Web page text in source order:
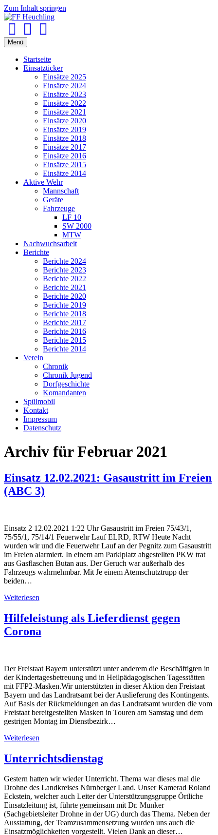
Zum Inhalt springen
Menü
Startseite
Einsatzticker
Einsätze 2025
Einsätze 2024
Einsätze 2023
Einsätze 2022
Einsätze 2021
Einsätze 2020
Einsätze 2019
Einsätze 2018
Einsätze 2017
Einsätze 2016
Einsätze 2015
Einsätze 2014
Aktive Wehr
Mannschaft
Geräte
Fahrzeuge
LF 10
SW 2000
MTW
Nachwuchsarbeit
Berichte
Berichte 2024
Berichte 2023
Berichte 2022
Berichte 2021
Berichte 2020
Berichte 2019
Berichte 2018
Berichte 2017
Berichte 2016
Berichte 2015
Berichte 2014
Verein
Chronik
Chronik Jugend
Dorfgeschichte
Komandanten
Spülmobil
Kontakt
Impressum
Datenschutz
Archiv für Februar 2021
Einsatz 12.02.2021: Gasaustritt im Freien
(ABC 3)
Einsatz 2 12.02.2021 1:22 Uhr Gasaustritt im Freien 75/43/1,
75/55/1, 75/14/1 Feuerwehr Lauf ELRD, RTW Heute Nacht
wurden wir und die Feuerwehr Lauf an der Pegnitz zum Gasaustritt
im Freien alarmiert. In einem am Parklplatz abgestellten PKW trat
aus Gasflaschen Butan aus. Der Geruch war außerhalb des
Fahrzeugs wahrnehmbar. Mit Je einem Atemschutztrupp der
beiden…
Weiterlesen
Hilfeleistung als Lieferdienst gegen
Corona
Der Freistaat Bayern unterstützt unter anderem die Beschäftigten in
der Kindertagesbetreuung und in Heilpädagogischen Tagesstätten
mit FFP2-Masken.Wir unterstützten in dieser Aktion den Freistaat
Bayern und das Landratsamt bei der Auslieferung des Kontingents.
Auf Basis der Rückmeldungen an das Landratsamt wurden die vom
Freistaat bereitgestellten Masken in Touren am Samstag und dem
gestrigen Montag im Dienstbezirk…
Weiterlesen
Unterrichtsdienstag
Gestern hatten wir wieder Unterricht. Thema war dieses mal die
Drohne des Landkreises Nürnberger Land. Unser Kamerad Roland
Eckstein, welcher auch Leiter der Unterstützungsgruppe Örtliche
Einsatzleitung ist, führte gemeinsam mit Dr. Munker
(Sachgebietsleiter Drohne in der UG) durch das Thema. Neben der
Ausstattung, der Teamzusammensetzung wurden uns auch die
Einsatzmöglichkeiten vorgestellt. Vielen Dank an dieser…